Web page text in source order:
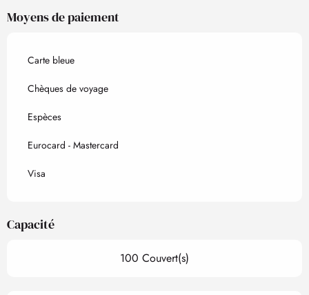
Moyens de paiement
Carte bleue
Chèques de voyage
Espèces
Eurocard - Mastercard
Visa
Capacité
100 Couvert(s)